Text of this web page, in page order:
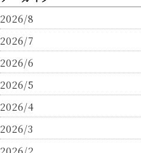
2026/8
2026/7
2026/6
2026/5
2026/4
2026/3